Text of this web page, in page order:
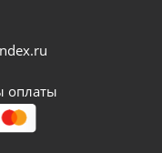
оплаты